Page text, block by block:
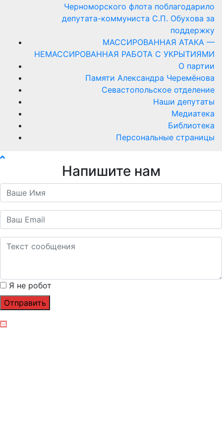
Черноморского флота поблагодарило
депутата-коммуниста С.П. Обухова за
поддержку
МАССИРОВАННАЯ АТАКА —
НЕМАССИРОВАННАЯ РАБОТА С УКРЫТИЯМИ
О партии
Памяти Александра Черемёнова
Севастопольское отделение
Наши депутаты
Медиатека
Библиотека
Персональные страницы
Напишите нам
Я не робот
Отправить